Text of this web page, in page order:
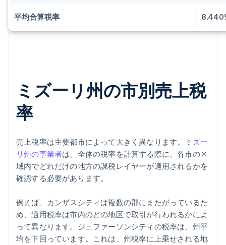
平均合算税率
ミズーリ州の市別売上税
率
売上税率は主要都市によって大きく異なります。
ミズー
リ州の事業者は、全体の税率を計算する際に、各市の区
域内でどれだけの地方の課税レイヤーが適用されるかを
確認する必要があります。
例えば、カンザスシティは複数の郡にまたがっているた
め、適用税率は市内のどの地区で取引が行われるかによ
って異なります。ジェファーソンシティの税率は、州平
均を下回っています。これは、州税率に上乗せされる地